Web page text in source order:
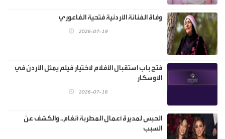
وفاة الفنانة الأردنية فتحية الفاعوري
2026-07-19
فتح باب استقبال الأفلام لاختيار فيلم يمثل الأردن في
الاوسكار
2026-07-16
الحبس لمديرة أعمال المطربة أنغام.. والكشف عن
السبب